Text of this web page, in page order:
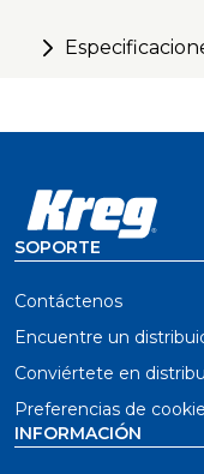
SOPORTE
Contáctenos
Encuentre un
Conviértete en
Preferencias de
INFORMACIÓN